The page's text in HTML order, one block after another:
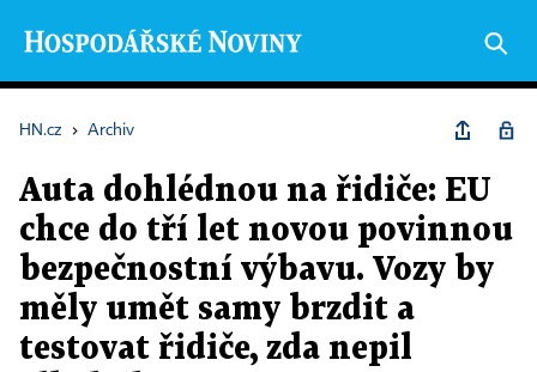
HN.cz › Archiv
Auta dohlédnou na řidiče: EU
chce do tří let novou povinnou
bezpečnostní výbavu. Vozy by
měly umět samy brzdit a
testovat řidiče, zda nepil